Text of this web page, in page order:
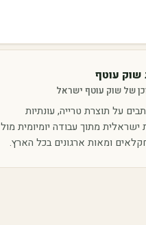
עוטף
של שוק עוטף ישראל
על תוצרת טרייה, עונתיות
ישראלית מתוך עבודה יומיומית מול
ומאות ארגונים בכל הארץ.